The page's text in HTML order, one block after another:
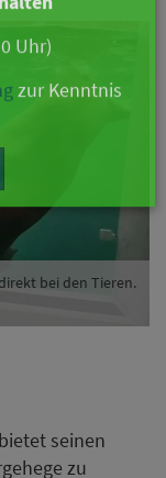
bei den Tieren.
bietet seinen
zu